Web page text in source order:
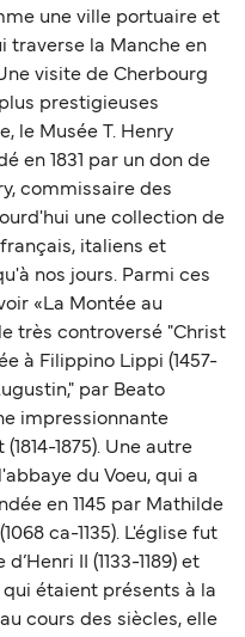
une ville portuaire et
traverse la Manche en
visite de Cherbourg
prestigieuses
le Musée T. Henry
en 1831 par un don de
commissaire des
une collection de
italiens et
nos jours. Parmi ces
«La Montée au
le très controversé "Christ
à Filippino Lippi (1457-
par Beato
impressionnante
1875). Une autre
du Voeu, qui a
en 1145 par Mathilde
ca-1135). L'église fut
II (1133-1189) et
qui étaient présents à la
cours des siècles, elle